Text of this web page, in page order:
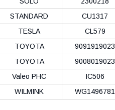
STANDARD
CU1317
TESLA
CL579
TOYOTA
9091919023
TOYOTA
9008019023
Valeo PHC
IC506
WILMINK
WG1496781